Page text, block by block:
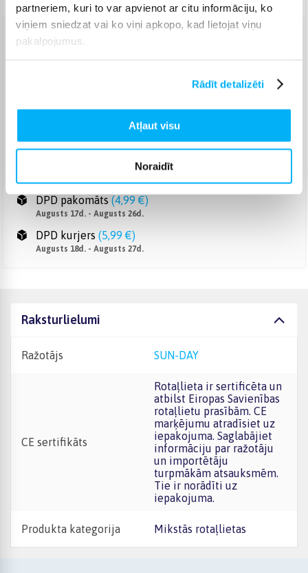
partneriem, kuri to var apvienot ar citu informāciju, ko
viņiem sniedzat vai ko viņi apkopo, kad lietojat viņu
pakalpojumus.
Rādīt detalizēti
Atļaut visu
Noraidīt
Venipak pakomāts
Augusts 18d. - Augusts 27d.
(3,99 €)
Augusts 17d. - Augusts 26d.
Smartposti pakomāts (2,99 €
DPD pakomāts (4,99 €)
Augusts 17d. - Augusts 26d.
DPD kurjers (5,99 €)
Augusts 18d. - Augusts 27d.
Raksturlielumi
Ražotājs SUN-DAY
CE sertifikāts
Rotaļlieta ir sertificēta un
atbilst Eiropas Savienības
rotaļlietu prasībām. CE
marķējumu atradīsiet uz
iepakojuma. Saglabājiet
informāciju par ražotāju
un importētāju
turpmākām atsauksmēm.
Tie ir norādīti uz
iepakojuma.
Produkta kategorija Mikstās rotaļlietas